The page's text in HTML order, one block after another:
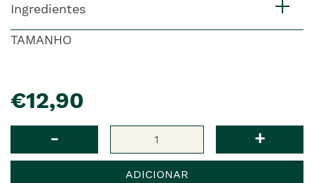
Ingredientes
TAMANHO
€12,90
- +
ADICIONAR